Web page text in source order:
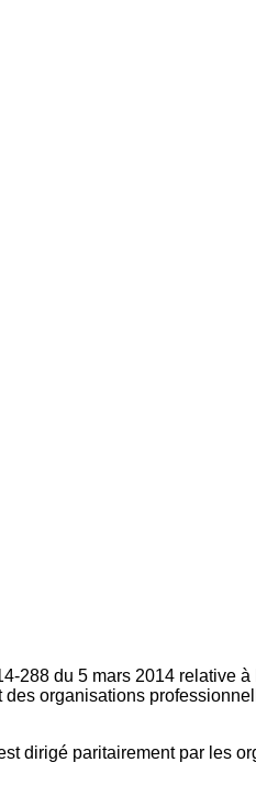
288 du 5 mars 2014 relative
organisations
dirigé paritairement par les